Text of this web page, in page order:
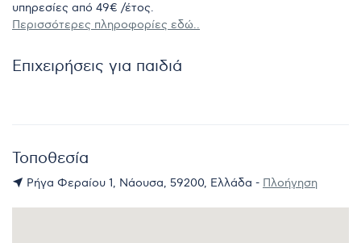
υπηρεσίες από 49€ /έτος.
Περισσότερες πληροφορίες εδώ..
Επιχειρήσεις για παιδιά
Τοποθεσία
Ρήγα Φεραίου 1, Νάουσα, 59200, Ελλάδα - Πλοήγηση